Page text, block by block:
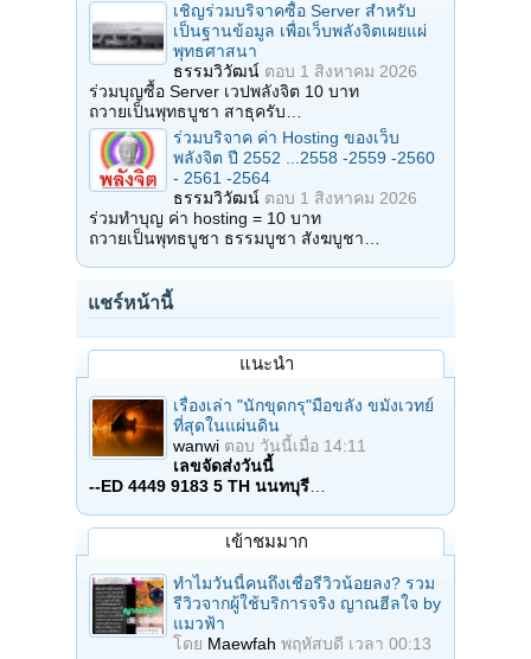
เชิญร่วมบริจาคซื้อ Server สำหรับ
เป็นฐานข้อมูล เพื่อเว็บพลังจิตเผยแผ่
พุทธศาสนา
ธรรมวิวัฒน์ ตอบ 1 สิงหาคม 2026
ร่วมบุญซื้อ Server เวปพลังจิต 10 บาท
ถวายเป็นพุทธบูชา สาธุครับ…
ร่วมบริจาค ค่า Hosting ของเว็บ
พลังจิต ปี 2552 ...2558 -2559 -2560
- 2561 -2564
ธรรมวิวัฒน์ ตอบ 1 สิงหาคม 2026
ร่วมทำบุญ ค่า hosting = 10 บาท
ถวายเป็นพุทธบูชา ธรรมบูชา สังฆบูชา…
แชร์หน้านี้
แนะนำ
เรื่องเล่า "นักขุดกรุ"มือขลัง ขมังเวทย์
ที่สุดในแผ่นดิน
wanwi ตอบ วันนี้เมื่อ 14:11
เลขจัดส่งวันนี้
--ED 4449 9183 5 TH นนทบุรี…
เข้าชมมาก
ทำไมวันนี้คนถึงเชื่อรีวิวน้อยลง? รวม
รีวิวจากผู้ใช้บริการจริง ญาณฮีลใจ by
แมวฟ้า
โดย Maewfah พฤหัสบดี เวลา 00:13